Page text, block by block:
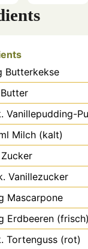
Butterkekse
Butter
Vanillepudding-
Milch (kalt)
Zucker
Vanillezucker
Mascarpone
Erdbeeren (frisch)
Tortenguss (rot)